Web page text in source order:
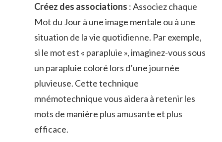
Créez des associations : Associez ⁢chaque
‌Mot du⁢ Jour à une image mentale ou à une
situation de⁤ la vie quotidienne. ‍Par exemple,
si le⁣ mot est « parapluie », imaginez-vous sous
un parapluie coloré lors d’une journée
pluvieuse. Cette technique
mnémotechnique vous aidera à ​retenir⁢ les
mots de manière plus amusante et plus
efficace.